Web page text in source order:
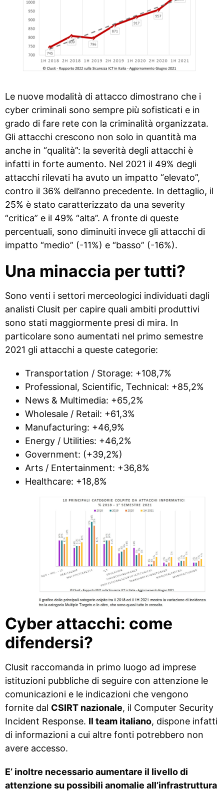
Le nuove modalità di attacco dimostrano che i
cyber criminali sono sempre più sofisticati e in
grado di fare rete con la criminalità organizzata.
Gli attacchi crescono non solo in quantità ma
anche in “qualità”: la severità degli attacchi è
infatti in forte aumento. Nel 2021 il 49% degli
attacchi rilevati ha avuto un impatto “elevato”,
contro il 36% dell’anno precedente. In dettaglio, il
25% è stato caratterizzato da una severity
“critica” e il 49% “alta”. A fronte di queste
percentuali, sono diminuiti invece gli attacchi di
impatto “medio” (-11%) e “basso” (-16%).
Una minaccia per tutti?
Sono venti i settori merceologici individuati dagli
analisti Clusit per capire quali ambiti produttivi
sono stati maggiormente presi di mira. In
particolare sono aumentati nel primo semestre
2021 gli attacchi a queste categorie:
Transportation / Storage: +108,7%
Professional, Scientific, Technical: +85,2%
News & Multimedia: +65,2%
Wholesale / Retail: +61,3%
Manufacturing: +46,9%
Energy / Utilities: +46,2%
Government: (+39,2%)
Arts / Entertainment: +36,8%
Healthcare: +18,8%
Cyber attacchi: come
difendersi?
Clusit raccomanda in primo luogo ad imprese
istituzioni pubbliche di seguire con attenzione le
comunicazioni e le indicazioni che vengono
fornite dal CSIRT nazionale, il Computer Security
Incident Response. Il team italiano, dispone infatti
di informazioni a cui altre fonti potrebbero non
avere accesso.
E’ inoltre necessario aumentare il livello di
attenzione su possibili anomalie all’infrastruttura